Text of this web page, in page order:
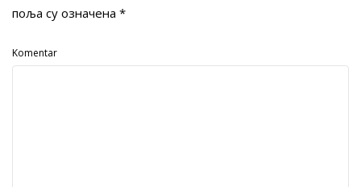
поља су означена *
Komentar